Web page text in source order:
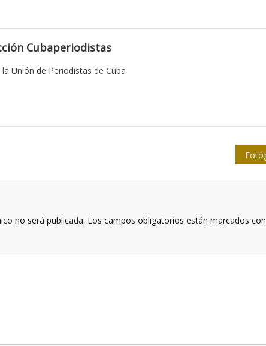
Cubaperiodistas
Unión de Periodistas de Cuba
no será publicada. Los campos obligatorios están marcados con